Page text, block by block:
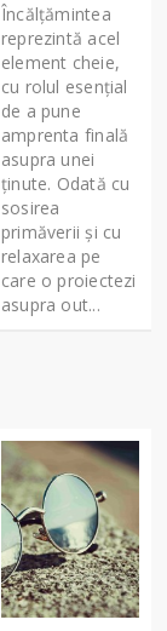
Încălţămintea
reprezintă acel
element cheie,
cu rolul esenţial
de a pune
amprenta finală
asupra unei
ţinute. Odată cu
sosirea
primăverii şi cu
relaxarea pe
care o proiectezi
asupra out...